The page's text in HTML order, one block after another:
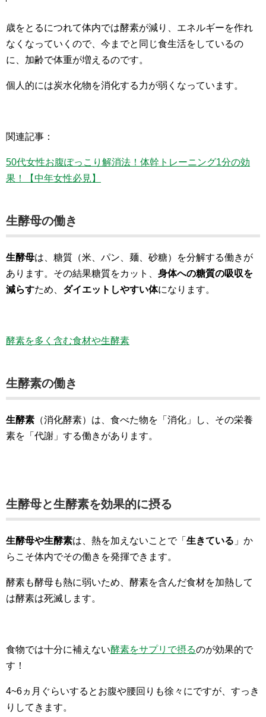
歳をとるにつれて体内では酵素が減り、エネルギーを作れ
なくなっていくので、今までと同じ食生活をしているの
に、加齢で体重が増えるのです。
個人的には炭水化物を消化する力が弱くなっています。
関連記事：
50代女性お腹ぽっこり解消法！体幹トレーニング1分の効
果！【中年女性必見】
生酵母の働き
生酵母は、糖質（米、パン、麺、砂糖）を分解する働きが
あります。その結果糖質をカット、 身体への糖質の吸収を
減らすため、 ダイエットしやすい体になります。
酵素を多く含む食材や生酵素
生酵素の働き
生酵素 （消化酵素）は、食べた物を「消化」し、その栄養
素を「代謝」する働きがあります。
生酵母と生酵素を効果的に摂る
生酵母や生酵素は、熱を加えないことで「 生きている 」か
らこそ体内でその働きを発揮できます。
酵素も酵母も熱に弱いため、酵素を含んだ食材を加熱して
は酵素は死滅します。
食物では十分に補えない酵素をサプリで摂るのが効果的で
す！
4~6ヵ月ぐらいするとお腹や腰回りも徐々にですが、すっき
りしてきます。